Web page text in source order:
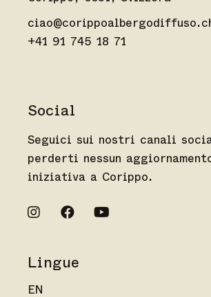
+41 91 745 18 71
Social
Seguici sui nostri canali
perderti nessun
iniziativa a Corippo.
Lingue
EN